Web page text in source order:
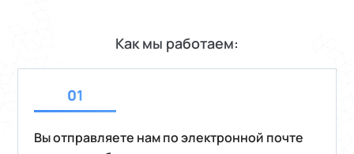
Как мы работаем:
Вы отправляете нам по электронной почте